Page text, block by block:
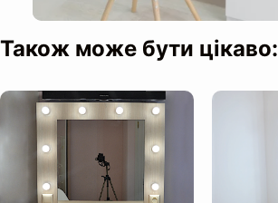
Освітлення:
Також може бути цікаво: